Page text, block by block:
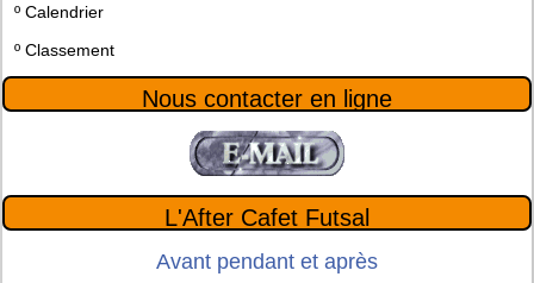
ºCalendrier
ºClassement
Nous contacter en ligne
L'After Cafet Futsal
Avant pendant et après